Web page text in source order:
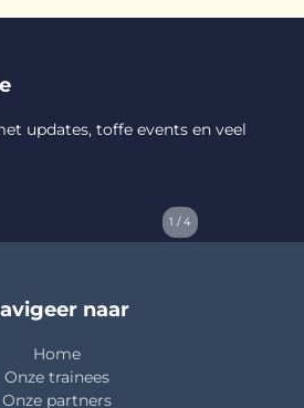
updates, toffe events en veel
1 / 4
naar
Home
Onze trainees
Onze partners